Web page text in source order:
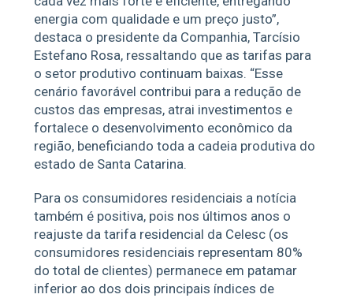
energia com qualidade e um preço justo”,
destaca o presidente da Companhia, Tarcísio
Estefano Rosa, ressaltando que as tarifas para
o setor produtivo continuam baixas. “Esse
cenário favorável contribui para a redução de
custos das empresas, atrai investimentos e
fortalece o desenvolvimento econômico da
região, beneficiando toda a cadeia produtiva do
estado de Santa Catarina.
Para os consumidores residenciais a notícia
também é positiva, pois nos últimos anos o
reajuste da tarifa residencial da Celesc (os
consumidores residenciais representam 80%
do total de clientes) permanece em patamar
inferior ao dos dois principais índices de